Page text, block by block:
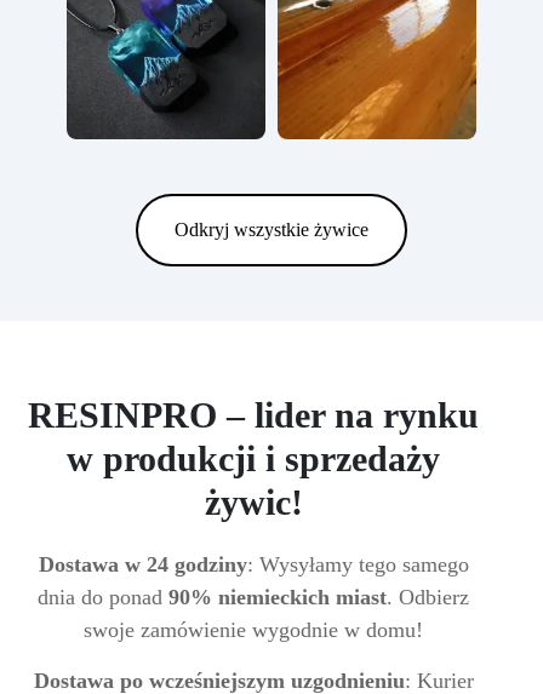
Odkryj wszystkie żywice
RESINPRO – lider na rynku
w produkcji i sprzedaży
żywic!
Dostawa w 24 godziny: Wysyłamy tego samego
dnia do ponad 90% niemieckich miast. Odbierz
swoje zamówienie wygodnie w domu!
Dostawa po wcześniejszym uzgodnieniu: Kurier